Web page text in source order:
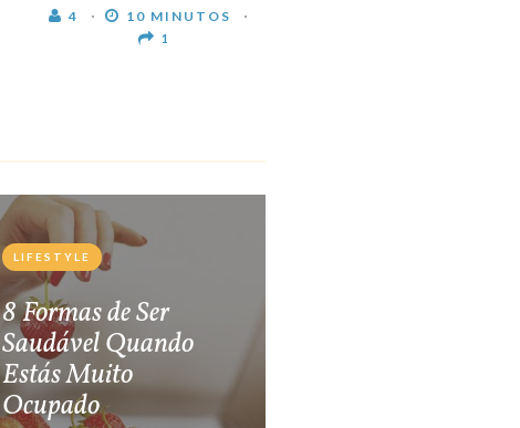
4 10 MINUTOS
1
LIFESTYLE
8 Formas de Ser
Saudável Quando
Estás Muito
Ocupado